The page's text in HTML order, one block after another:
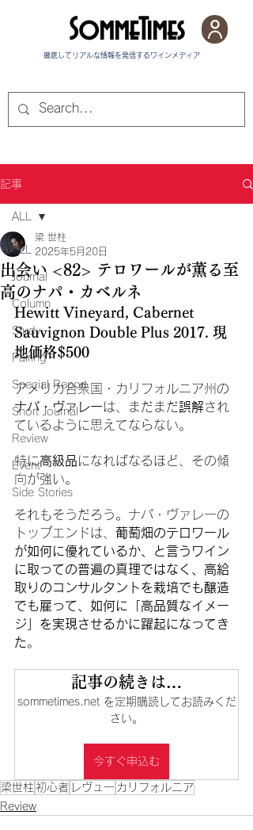
徹底してリアルな情報を発信する​ワインメディア
SommeTimes
記事
ALL
Journal
Column
Study
Pairing
Special Report
Short Journal
Review
Event
Side Stories
ALL
出会い <82> テロワールが薫る至
高のナパ・カベルネ
梁 世柱
2025年5月20日
Hewitt Vineyard, Cabernet
Sauvignon Double Plus 2017. 現
地価格$500
アメリカ合衆国・カリフォルニア州の
ナパ・ヴァレーは、まだまだ誤解され
ているように思えてならない。
特に高級品になればなるほど、その傾
向が強い。
それもそうだろう。ナパ・ヴァレーの
トップエンドは、 葡萄畑のテロワール
が如何に優れているか、と言うワイン
に取っての普遍の真理ではなく、高給
取りのコンサルタントを栽培でも醸造
でも雇って、如何に「高品質なイメー
ジ」を実現させるかに躍起になってき
た。
記事の続きは…
sommetimes.net を定期購読してお読みくだ
さい。
今すぐ申込む
梁世柱 初心者 レヴュー カリフォルニア
Review